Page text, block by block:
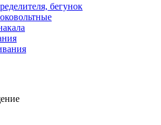
бегунок